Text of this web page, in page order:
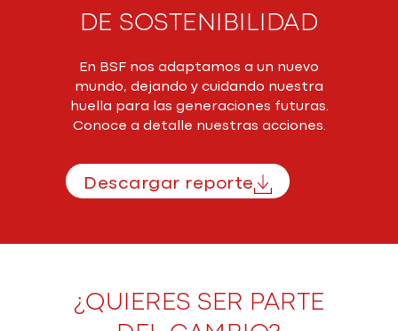
DE SOSTENIBILIDAD
En BSF nos adaptamos a un nuevo
mundo, dejando y cuidando nuestra
huella para las generaciones futuras.
Conoce a detalle nuestras acciones.
Descargar reporte
¿QUIERES SER PARTE